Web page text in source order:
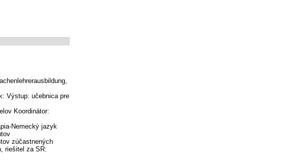
Výstup: učebnica pre
Koordinátor:
Nemecký jazyk
zúčastnených
riešitel za SR: